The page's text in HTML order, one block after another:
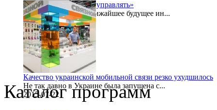
«Безопасностью надо управлять»
Буквально в самое ближайшее будущее ин...
2015-07-24
Качество украинской мобильной связи резко ухудшилось
Не так давно в Украине была запущена с...
2015-07-22
Каталог программ